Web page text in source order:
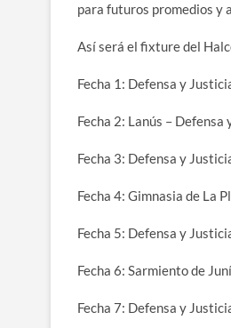
para futuros promedios y
Así será el fixture del
Fecha 1: Defensa y
Fecha 2: Lanús – Defensa
Fecha 3: Defensa y
Fecha 4: Gimnasia de La
Fecha 5: Defensa y
Fecha 6: Sarmiento de
Fecha 7: Defensa y